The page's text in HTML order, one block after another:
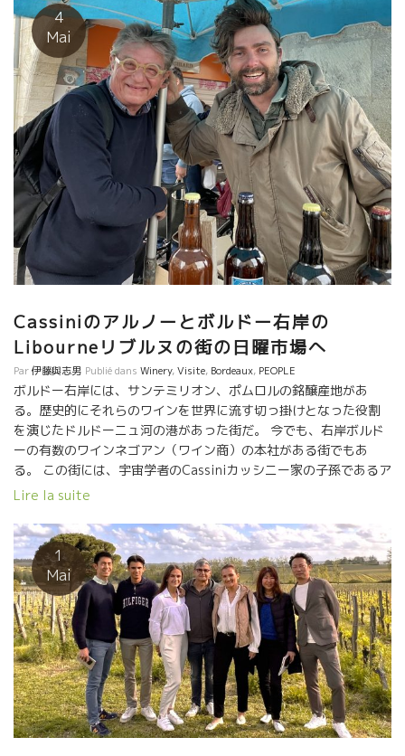
リボルヌの街にきて帰る為にリボルヌ駅にいた。 アルノーも所要
があって偶然にもリブルヌ駅に寄っただけだった。 その時、二人
とも、それぞれの伴侶と別れてフリーだった。 こんな再会が、二
人の心の中に、若き頃の熱い感情がよみがえるのは当然だった。
赤い糸が動き出して、二人とも運命のようなものを心の奥で感じ
たのに違いない。 それ以来、二人はもう離れることができない仲
になっていた。 そして、その二人が若い頃に住んでいたリボルヌ
の街、そして再会したこの駅の近所に居を構えて、二人でワイン
を造ることを決意した。 そんな愛情あふれる二人が造ったがナチ
ュール・ワインが “Cassini”! さて、私達は日曜市場から買い物を
して奥さんのイザベルが待つアルノー宅に戻る。 買ってきた食材
を、キッチンで皆で飲みながら皆で調理した。結局、それがテー
スティングも兼ねていた。 私は、カキを開けるのが得意なので担
当した。 カキには、CHARBONNAYシャルボネを合わせた。アル
ノーが数年前より北フランスのリールの街の近郊にある元炭鉱の
化の中、数人の友人達と始めた北フランス・プロジェクトのワイ
ンだった。 大西洋のカキとの相性はまあまあだった。北フランス
なので酸もあってフレッシュ感もあり、飲みやすかった。 折角な
ので、アルノーの近況の葡萄園状況やボルドーワインの全般のこ
となど、レクチャーをした。 あとは楽しい食事会になった。 あ
まりにも楽しくて、食べ物のプレーの写真を撮るのを忘れてしま
いました。 市場で仕入れたアスパラと、イザベルが湯がいてくれ
た半熟卵と赤ワインのマリアージがとても美味しかった。 これに
は、LA BELLE HISTOIREラ・ベル・イストワールをあけた。 メル
実味が全面にあって柔らかく飲みやすいスタイルのワインだっ
た。 アルノーは自転車で葡萄園まで行って、庭の世話をするよう
に丹念に畑仕事をして葡萄を育てている。 小さな小さな葡萄園
を、ホントにまるで庭士のような仕事をしている。そして、育っ
た葡萄を、自生酵母で、SO2を使用せずに愛情たっぷりで醸した
ワインがカッシニーだ。 右岸ですのでメルローが主体となって
います。 あまり濃縮させることなく、果実味を中心にして、ビュ
バビリテー（飲みやすさ）を重要視した造りをしている。
BORDEAUX ボルドー とST-EMILLIONサンテミリオンの二種類の
キューヴェがある。 どちらも、アルノーの人柄がそのままワイン
になったように、やさしいスタイルである。 今日は、若手スタッ
4
Mai
Cassiniのアルノーとボルドー右岸の
Libourneリブルヌの街の日曜市場へ
Par伊藤與志男 Publié dans Winery,Visite, Bordeaux, PEOPLE
ボルドー右岸には、サンテミリオン、ポムロルの銘醸産地があ
る。歴史的にそれらのワインを世界に流す切っ掛けとなった役割
を演じたドルドーニュ河の港があった街だ。 今でも、右岸ボルド
ーの有数のワインネゴアン（ワイン商）の本社がある街でもあ
る。 この街には、宇宙学者のCassiniカッシニー家の子孫であるア
ルノー・カッシニーが、居を構えてとびっきり美味しいワインを
てくれたアルノーと、日曜市場へ出かけた。フランスでは、いた
るところで日曜市場が開かれている。日曜市場は、フランスの深
い日常文化の一つ。 日曜は、市場に家族や友と出かけて、素材を
仕入れて家に持ちかえってゆっくりと昼食を皆で楽しむ。市場に
行けば知り合いや、行きつけの店でアペリティフをやりながら、
あることないこと話して時を楽しむ。これって、フランス日常文
化の深いところ。 当然、陽気なアルノーには、毎日曜日に逢う知
り合いが多く、至るところでとめられてアペロになる。買い物が
なかなか進まない。 市場に隣接しているワイン屋・ビストロはア
ルノーの知り合いが居て危険なところ。もうワインを何本もあけ
てアルノーを待っていた。 市場から新鮮なカキをあけて、ツマミ
Lire la suite
1
Mai